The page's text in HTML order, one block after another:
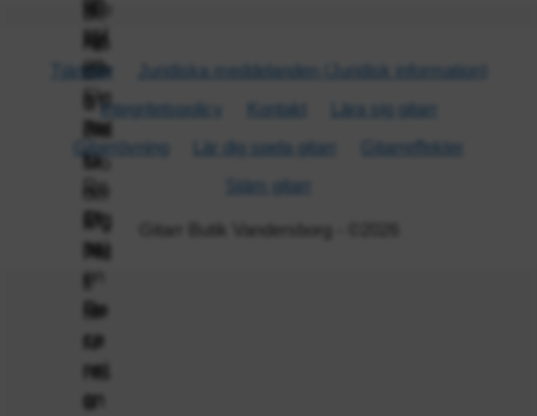
Tjänster
Juridiska meddelanden (Juridisk information)
Integritetspolicy
Kontakt
Lära sig gitarr
Gitarr­övning
Lär dig spela gitarr
Gitarr­effekter
Stäm gitarr
Gitarr Butik Vandersborg - ©2026